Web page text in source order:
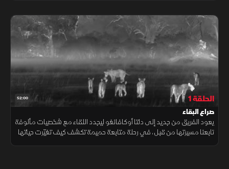
52:00 الحلقة 1
صراع البقاء
يعود الفريق من جديد إلى دلتا أوكافانغو ليجدد اللقاء مع شخصيات مألوفة
تابعنا مسيرتها من قبل، في رحلة متابعة حميمة تكشف كيف تغيّرت حياتها